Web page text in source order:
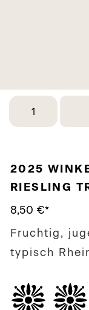
2025
RIESLING
8,50 €*
Fruchtig,
typisch